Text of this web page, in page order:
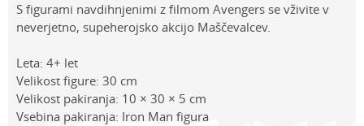
S figurami navdihnjenimi z filmom Avengers se vživite v
neverjetno, supeherojsko akcijo Maščevalcev.
Leta: 4+ let
Velikost figure: 30 cm
Velikost pakiranja: 10 × 30 × 5 cm
Vsebina pakiranja: Iron Man figura